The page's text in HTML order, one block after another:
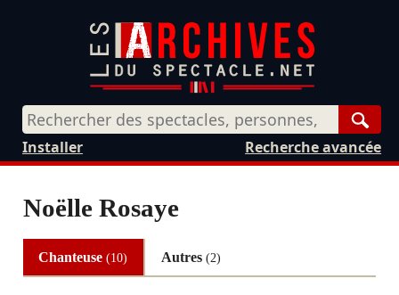
Recherche avancée
Installer
Noëlle Rosaye
Chanteuse(10) Autres (2)